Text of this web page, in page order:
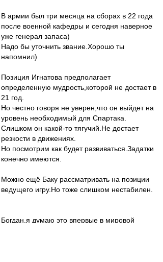
В армии был три месяца на сборах в 22 года
после военной кафедры и сегодня наверное
уже генерал запаса)
Надо бы уточнить звание.Хорошо ты
напомнил)
Позиция Игнатова предполагает
определенную мудрость,которой не достает в
21 год.
Но честно говоря не уверен,что он выйдет на
уровень необходимый для Спартака.
Слишком он какой-то тягучий.Не достает
резкости в движениях.
Но посмотрим как будет развиваться.Задатки
конечно имеются.
Можно ещё Баку рассматривать на позиции
ведущего игру.Но тоже слишком нестабилен.
Богдан,я думаю это впервые в мировой